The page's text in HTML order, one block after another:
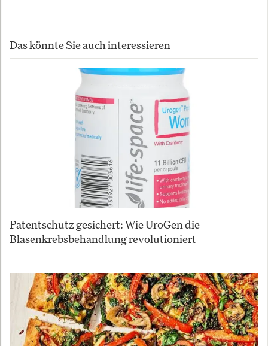
Das könnte Sie auch interessieren
Patentschutz gesichert: Wie UroGen die
Blasenkrebsbehandlung revolutioniert